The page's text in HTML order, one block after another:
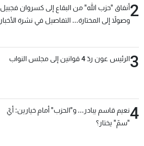
2أنفاق "حزب الله" من البقاع إلى كسروان فجبيل
وصولاً إلى المختارة... التفاصيل في نشرة الأخبار
3الرئيس عون ردّ 4 قوانين إلى مجلس النواب
4نعيم قاسم يبادر... و"الحزب" أمام خيارين: أيّ
"سمّ" يختار؟